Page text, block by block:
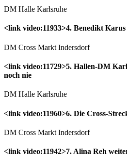
DM Halle Karlsruhe
<link video:11933>4. Benedikt
DM Cross Markt Indersdorf
<link video:11729>5. Hallen-DM
noch nie
DM Halle Karlsruhe
<link video:11960>6. Die Cross-
DM Cross Markt Indersdorf
<link video:11942>7. Alina Reh